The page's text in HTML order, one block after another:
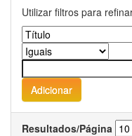
Utilizar filtros para
Resultados/Página